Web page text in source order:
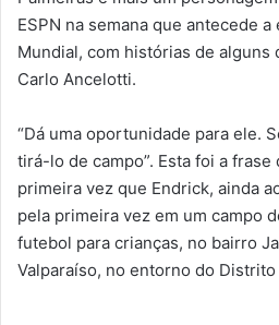
ESPN na semana que antecede
Mundial, com histórias de alguns
Carlo Ancelotti.
“Dá uma oportunidade para ele.
tirá-lo de campo”. Esta foi a frase
primeira vez que Endrick, ainda
pela primeira vez em um campo
futebol para crianças, no bairro
Valparaíso, no entorno do Distrito